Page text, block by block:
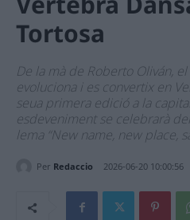
Tortosa
De la mà de Roberto Oliván,
evoluciona i es convertix en
seua primera edició a la
esdeveniment se celebrarà
lema “New name, new place,
Per Redaccio 2026-06-20 10:00:56